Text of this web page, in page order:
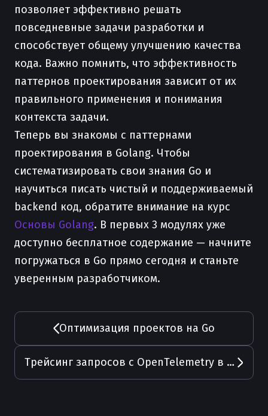
позволяет эффективно решать
повседневные задачи разработки и
способствует общему улучшению качества
кода. Важно помнить, что эффективность
паттернов проектирования зависит от их
правильного применения и понимания
контекста задачи.
Теперь вы знакомы с паттернами
проектирования в Golang. Чтобы
систематизировать свои знания Go и
научиться писать чистый и поддерживаемый
backend код, обратите внимание на курс
Основы Golang. В первых 3 модулях уже
доступно бесплатное содержание — начните
погружаться в Go прямо сегодня и станьте
уверенным разработчиком.
Оптимизация проектов на Go
Трейсинг запросов с OpenTelemetry в Go